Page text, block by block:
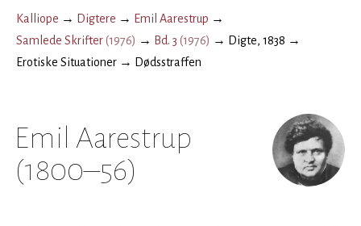
Kalliope → Digtere → Emil Aarestrup →
Samlede Skrifter(1976) → Bd. 3 (1976) → Digte, 1838 →
Erotiske Situationer → Dødsstraffen
Emil Aarestrup
(1800–56)